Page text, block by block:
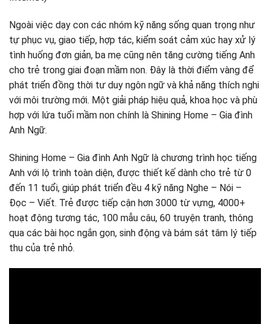
Ngoài việc dạy con các nhóm kỹ năng sống quan trọng như
tự phục vụ, giao tiếp, hợp tác, kiểm soát cảm xúc hay xử lý
tình huống đơn giản, ba mẹ cũng nên tăng cường tiếng Anh
cho trẻ trong giai đoạn mầm non. Đây là thời điểm vàng để
phát triển đồng thời tư duy ngôn ngữ và khả năng thích nghi
với môi trường mới. Một giải pháp hiệu quả, khoa học và phù
hợp với lứa tuổi mầm non chính là Shining Home – Gia đình
Anh Ngữ.
Shining Home – Gia đình Anh Ngữ là chương trình học tiếng
Anh với lộ trình toàn diện, được thiết kế dành cho trẻ từ 0
đến 11 tuổi, giúp phát triển đều 4 kỹ năng Nghe – Nói –
Đọc – Viết. Trẻ được tiếp cận hơn 3000 từ vựng, 4000+
hoạt động tương tác, 100 mẫu câu, 60 truyện tranh, thông
qua các bài học ngắn gọn, sinh động và bám sát tâm lý tiếp
thu của trẻ nhỏ.